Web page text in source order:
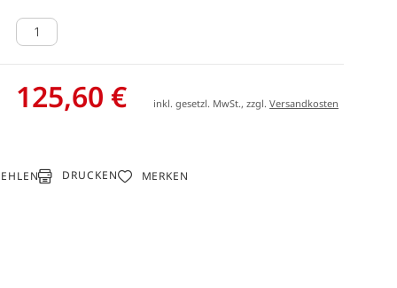
125,60 € inkl. gesetzl. MwSt., zzgl.Versandkosten
DRUCKEN MERKEN